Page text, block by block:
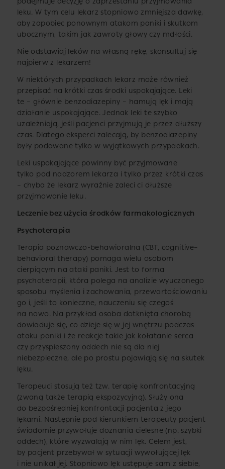
leku. W tym celu lekarz stopniowo zmniejsza dawkę,
aby zapobiec ponownym atakom paniki i skutkom
ubocznym, takim jak zawroty głowy czy mdłości.
Nie odstawiaj leków na własną rękę, skonsultuj się
najpierw z lekarzem!
W niektórych przypadkach lekarz może również
przepisać na krótki czas środki uspokajające. Leki
te – głównie benzodiazepiny – hamują lęk i mają
działanie uspokajające. Jednak leki te szybko
uzależniają, jeśli pacjenci przyjmują je przez dłuższy
czas. Dlatego eksperci zalecają, by benzodiazepiny
były podawane tylko w wyjątkowych przypadkach.
Leki uspokajające powinny być przyjmowane
tylko pod nadzorem lekarza i tylko przez krótki czas
– chyba że lekarz wyraźnie zaleci ci dłuższe
przyjmowanie leku.
Leczenie bez użycia środków farmakologicznych
Psychoterapia
Terapia poznawczo-behawioralna (CBT, cognitive–
behavioral therapy) pomaga wielu osobom
cierpiącym na ataki paniki. Jest to forma
psychoterapii, która polega na analizie wyuczonego
sposobu myślenia i zachowania, przewartościowaniu
go i, jeśli to konieczne, nauczeniu się czegoś
na nowo. Na przykład osoba dotknięta chorobą
dowiaduje się, co dzieje się w jej wnętrzu podczas
ataku paniki i że reakcje takie jak kołatanie serca
czy przyspieszony oddech nie są dla niej
niebezpieczne, ale po prostu pojawiają się na skutek
lęku.
Terapeuci stosują też tzw. terapię konfrontacyjną
(zwaną także terapią ekspozycyjną). Służy ona
do bezpośredniej konfrontacji pacjenta z jego
lękami. Następnie pod kierunkiem terapeuty pacjent
świadomie przywołuje doznania cielesne (np. szybki
oddech), które wyzwalają w nim lęk. Celem jest,
by pacjent przebywał w sytuacji wywołującej lęk
i nie unikał jej. Stopniowo lęk ustępuje sam z siebie,